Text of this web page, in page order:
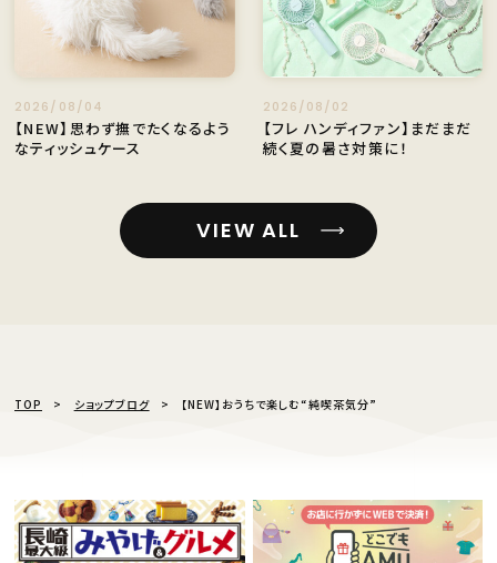
2026/08/04
【NEW】思わず撫でたくなるよう
なティッシュケース
2026/08/02
【フレ ハンディファン】まだまだ
続く夏の暑さ対策に！
VIEW ALL
TOP ショップブログ 【NEW】おうちで楽しむ“純喫茶気分”